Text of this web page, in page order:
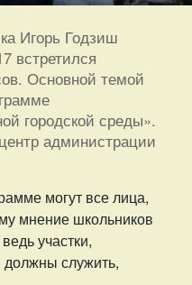
Игорь Годзиш
встретился
Основной темой
городской среды».
администрации
могут все лица,
мнение школьников
участки,
служить,